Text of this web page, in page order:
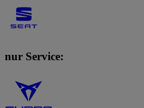
nur Service: